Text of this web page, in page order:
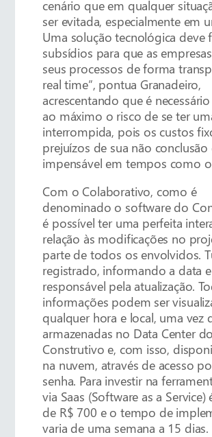
cenário que em qualquer
ser evitada, especialmente em
Uma solução tecnológica deve
subsídios para que as
seus processos de forma
real time”, pontua Granadeiro,
acrescentando que é
ao máximo o risco de se ter
interrompida, pois os custos
prejuízos de sua não conclusão
impensável em tempos como
Com o Colaborativo, como é
denominado o software do
é possível ter uma perfeita
relação às modificações no
parte de todos os envolvidos.
registrado, informando a data
responsável pela atualização.
informações podem ser
qualquer hora e local, uma vez
armazenadas no Data Center do
Construtivo e, com isso,
na nuvem, através de acesso
senha. Para investir na
via Saas (Software as a Service)
de R$ 700 e o tempo de
varia de uma semana a 15 dias.